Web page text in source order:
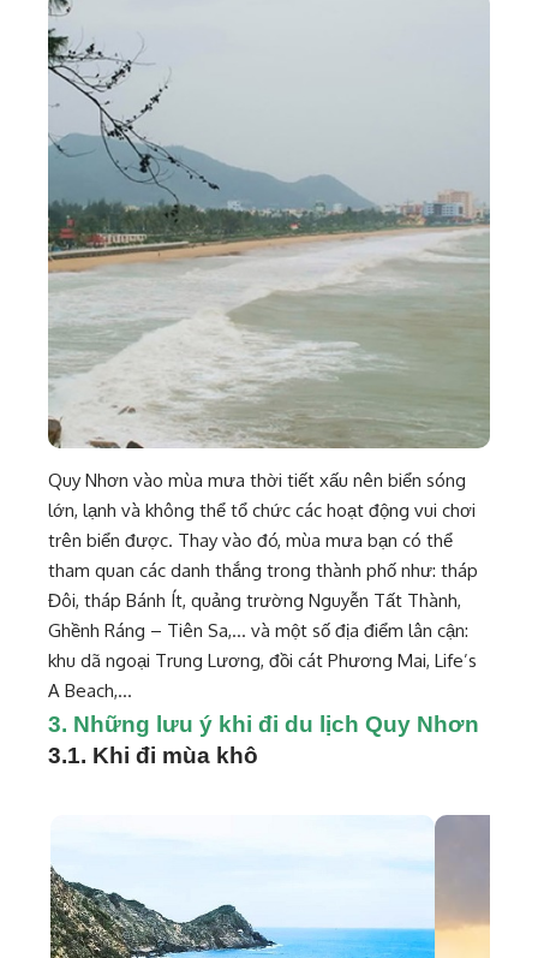
Quy Nhơn vào mùa mưa thời tiết xấu nên biển sóng
lớn, lạnh và không thể tổ chức các hoạt động vui chơi
trên biển được. Thay vào đó, mùa mưa bạn có thể
tham quan các danh thắng trong thành phố như: tháp
Đôi, tháp Bánh Ít, quảng trường Nguyễn Tất Thành,
Ghềnh Ráng – Tiên Sa,… và một số địa điểm lân cận:
khu dã ngoại Trung Lương, đồi cát Phương Mai, Life’s
A Beach,…
3. Những lưu ý khi đi du lịch Quy Nhơn
3.1. Khi đi mùa khô